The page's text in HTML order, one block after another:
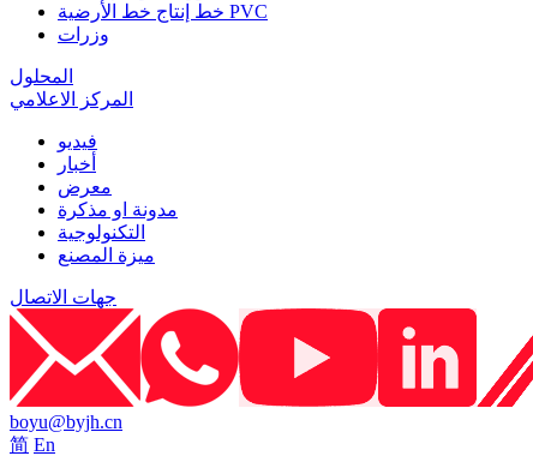
خط إنتاج خط الأرضية PVC
وزرات
المحلول
المركز الاعلامي
فيديو
أخبار
معرض
مدونة او مذكرة
التكنولوجية
ميزة المصنع
جهات الاتصال
boyu@byjh.cn
简 En